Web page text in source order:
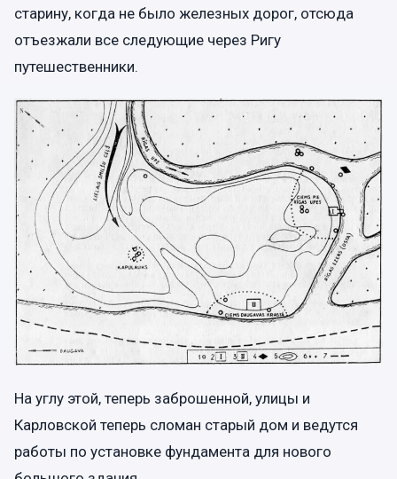
старину, когда не было железных дорог, отсюда
отъезжали все следующие через Ригу
путешественники.
На углу этой, теперь заброшенной, улицы и
Карловской теперь сломан старый дом и ведутся
работы по установке фундамента для нового